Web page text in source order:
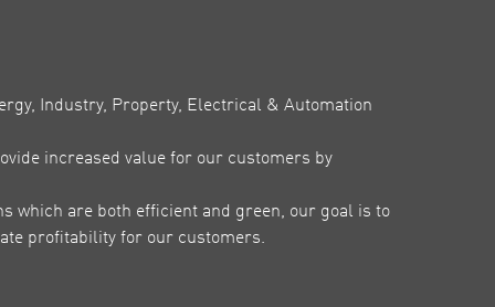
Industry, Property, Electrical & Automation
increased value for our customers by
which are both efficient and green, our goal is to
profitability for our customers.